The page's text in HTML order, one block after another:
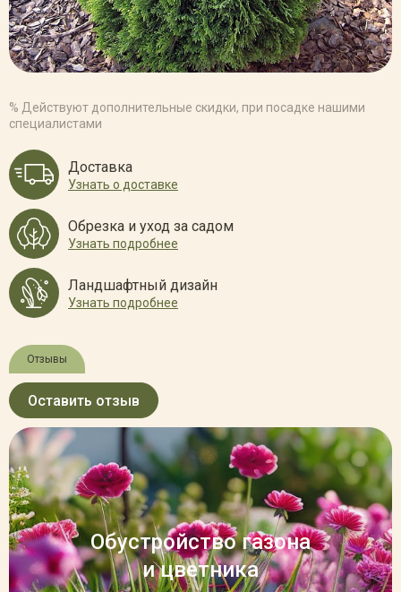
% Действуют дополнительные скидки, при посадке нашими
специалистами
Доставка
Узнать о доставке
Обрезка и уход за садом
Узнать подробнее
Ландшафтный дизайн
Узнать подробнее
Отзывы
Оставить отзыв
Обустройство газона
и цветника